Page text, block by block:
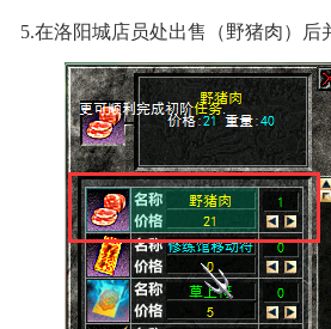
5.在洛阳城店员处出售（野猪肉）